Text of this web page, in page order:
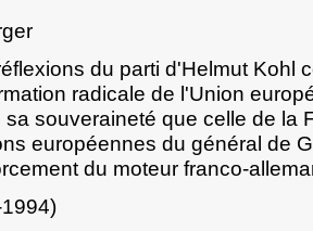
du parti d'Helmut Kohl
radicale de l'Union
souveraineté que celle de la
européennes du général de
du moteur franco-